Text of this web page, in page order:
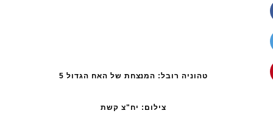
טהוניה רובל: המנצחת של האח הגדול 5
צילום: יח"צ קשת